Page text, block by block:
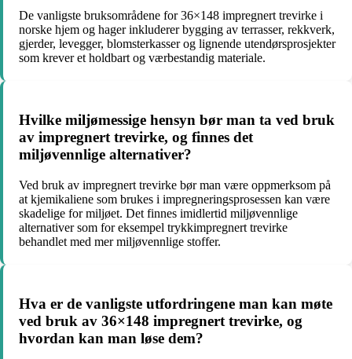
De vanligste bruksområdene for 36×148 impregnert trevirke i
norske hjem og hager inkluderer bygging av terrasser, rekkverk,
gjerder, levegger, blomsterkasser og lignende utendørsprosjekter
som krever et holdbart og værbestandig materiale.
Hvilke miljømessige hensyn bør man ta ved bruk
av impregnert trevirke, og finnes det
miljøvennlige alternativer?
Ved bruk av impregnert trevirke bør man være oppmerksom på
at kjemikaliene som brukes i impregneringsprosessen kan være
skadelige for miljøet. Det finnes imidlertid miljøvennlige
alternativer som for eksempel trykkimpregnert trevirke
behandlet med mer miljøvennlige stoffer.
Hva er de vanligste utfordringene man kan møte
ved bruk av 36×148 impregnert trevirke, og
hvordan kan man løse dem?